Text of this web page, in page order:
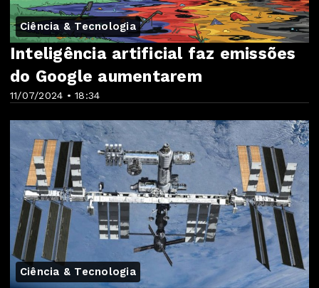
Ciência & Tecnologia
11/07/2024 • 18:34
Inteligência artificial faz emissões
do Google aumentarem
Ciência & Tecnologia